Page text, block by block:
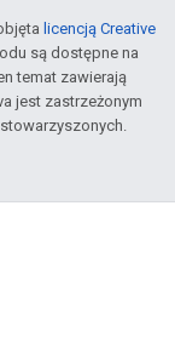
licencją Creative
są dostępne na
temat zawierają
jest zastrzeżonym